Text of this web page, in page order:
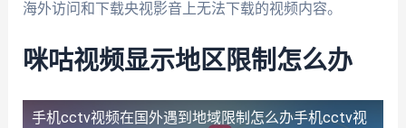
海外访问和下载央视影音上无法下载的视频内容。
咪咕视频显示地区限制怎么办
手机cctv视频在国外遇到地域限制怎么办手机cctv视